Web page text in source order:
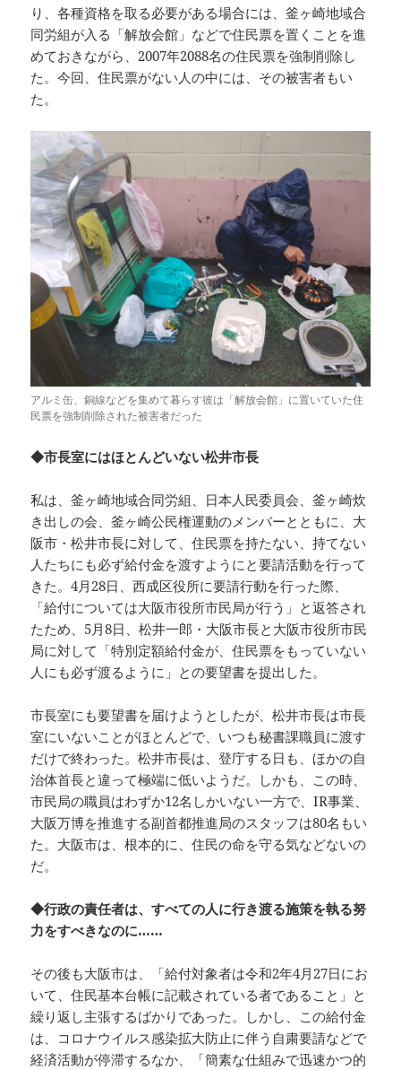
り、各種資格を取る必要がある場合には、釜ヶ崎地域合
同労組が入る「解放会館」などで住民票を置くことを進
めておきながら、2007年2088名の住民票を強制削除し
た。今回、住民票がない人の中には、その被害者もい
た。
アルミ缶、銅線などを集めて暮らす彼は「解放会館」に置いていた住
民票を強制削除された被害者だった
◆市長室にはほとんどいない松井市長
私は、釜ヶ崎地域合同労組、日本人民委員会、釜ヶ崎炊
き出しの会、釜ヶ崎公民権運動のメンバーとともに、大
阪市・松井市長に対して、住民票を持たない、持てない
人たちにも必ず給付金を渡すようにと要請活動を行って
きた。4月28日、西成区役所に要請行動を行った際、
「給付については大阪市役所市民局が行う」と返答され
たため、5月8日、松井一郎・大阪市長と大阪市役所市民
局に対して「特別定額給付金が、住民票をもっていない
人にも必ず渡るように」との要望書を提出した。
市長室にも要望書を届けようとしたが、松井市長は市長
室にいないことがほとんどで、いつも秘書課職員に渡す
だけで終わった。松井市長は、登庁する日も、ほかの自
治体首長と違って極端に低いようだ。しかも、この時、
市民局の職員はわずか12名しかいない一方で、IR事業、
大阪万博を推進する副首都推進局のスタッフは80名もい
た。大阪市は、根本的に、住民の命を守る気などないの
だ。
◆行政の責任者は、すべての人に行き渡る施策を執る努
力をすべきなのに……
その後も大阪市は、「給付対象者は令和2年4月27日にお
いて、住民基本台帳に記載されている者であること」と
繰り返し主張するばかりであった。しかし、この給付金
は、コロナウイルス感染拡大防止に伴う自粛要請などで
経済活動が停滞するなか、「簡素な仕組みで迅速かつ的